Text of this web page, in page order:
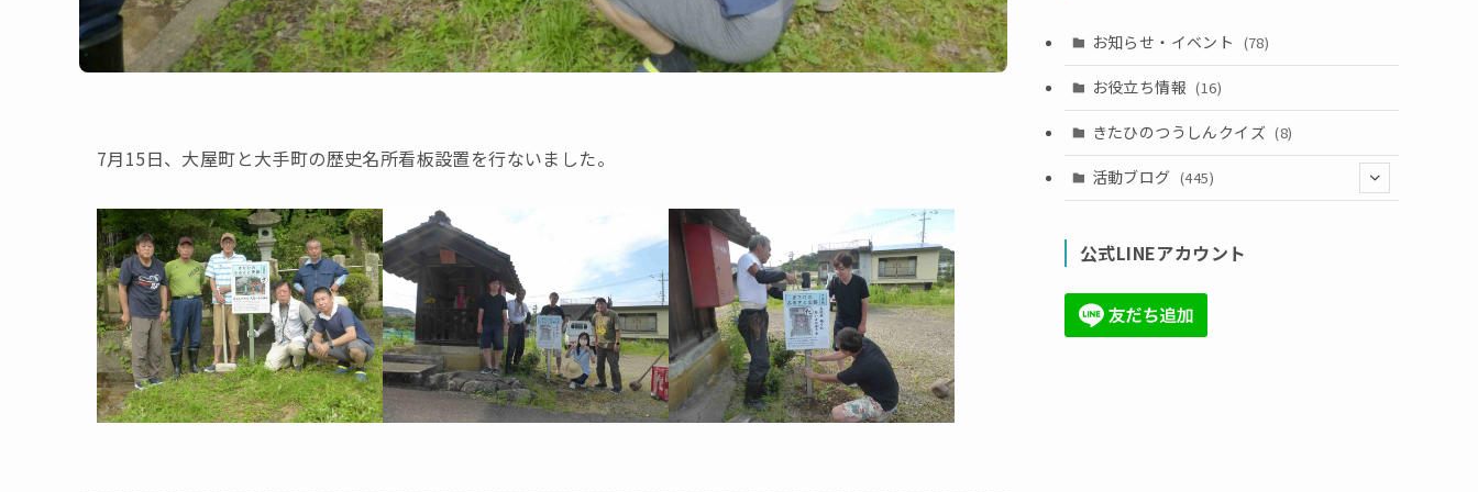
7月15日、大屋町と大手町の歴史名所看板設置を行ないました。
お知らせ・イベント (78)
お役立ち情報 (16)
きたひのつうしんクイズ (8)
活動ブログ (445)
(71)
公式LINEアカウント